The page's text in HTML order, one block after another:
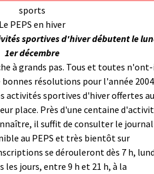
sports
Le PEPS en hiver
sportives d'hiver débutent le
1er décembre
à grands pas. Tous et toutes
bonnes résolutions pour l'année
activités sportives d'hiver offertes au
place. Près d'une centaine
il suffit de consulter le journal
au PEPS et très bientôt sur
se dérouleront dès 7 h,
les jours, entre 9 h et 21 h, à la